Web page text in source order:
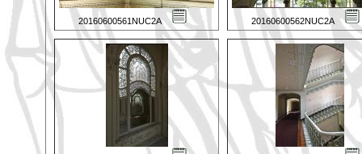
20160600561NUC2A 20160600562NUC2A